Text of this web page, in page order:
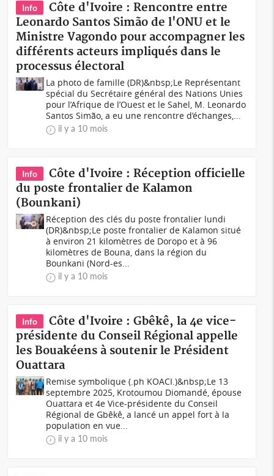
Info
Côte d'Ivoire : Rencontre entre
Leonardo Santos Simão de l'ONU et le
Ministre Vagondo pour accompagner les
différents acteurs impliqués dans le
processus électoral
La photo de famille (DR)&nbsp;Le Représentant
spécial du Secrétaire général des Nations Unies
pour l’Afrique de l’Ouest et le Sahel, M. Leonardo
Santos Simão, a eu une rencontre d’échanges,...
il y a 10 mois
Info
Côte d'Ivoire : Réception officielle
du poste frontalier de Kalamon
(Bounkani)
Réception des clés du poste frontalier lundi
(DR)&nbsp;Le poste frontalier de Kalamon situé
à environ 21 kilomètres de Doropo et à 96
kilomètres de Bouna, dans la région du
Bounkani (Nord-es...
il y a 10 mois
Info
Côte d'Ivoire : Gbêkê, la 4e vice-
présidente du Conseil Régional appelle
les Bouakéens à soutenir le Président
Ouattara
Remise symbolique (.ph KOACI.)&nbsp;Le 13
septembre 2025, Krotoumou Diomandé, épouse
Ouattara et 4e Vice-présidente du Conseil
Régional de Gbêkê, a lancé un appel fort à la
population en vue...
il y a 10 mois